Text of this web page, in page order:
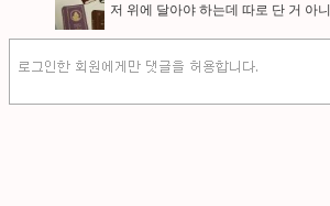
저 위에 달아야 하는데 따로 단 거 아